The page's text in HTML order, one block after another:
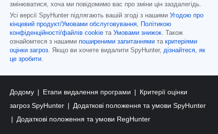
змінюватися, хоча ми повідомимо вас про зміни цін заздалегідь.
Усі версії SpyHunter підлягають вашій згоді з нашими Угодою про
кінцевий продукт/Умовами обслуговування,
Політикою
конфіденційності/файлів cookie та Умовами знижок. Також
ознайомтеся з нашими поширеними запитаннями та критеріями
оцінки загроз. Якщо ви хочете видалити SpyHunter, дізнайтеся, як
це зробити.
Додому Етапи видалення програми
Критерії оцінки
загроз SpyHunter
Додаткові положення та умови SpyHunter
Додаткові положення та умови RegHunter